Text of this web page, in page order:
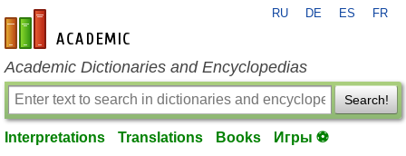
en-academic.com
RU DE ES FR
Academic Dictionaries and Encyclopedias
Search!
Interpretations Translations Books Игры ⚽